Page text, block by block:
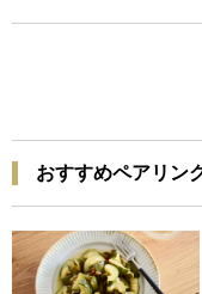
おすすめペアリン